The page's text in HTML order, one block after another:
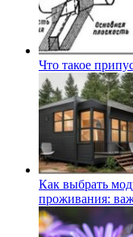
Что такое
Как выбрать
проживания: